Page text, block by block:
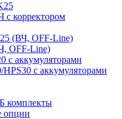
с корректором
(ВЧ, OFF-Line)
OFF-Line)
с аккумуляторами
с аккумуляторами
комплекты
опции